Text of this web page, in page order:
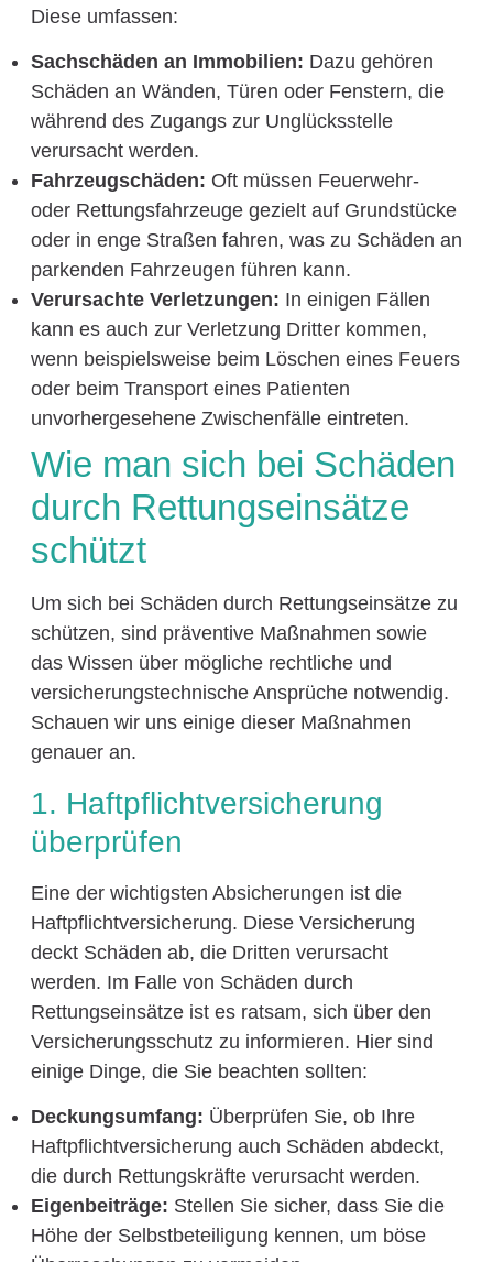
Diese umfassen:
Sachschäden an Immobilien: Dazu gehören
Schäden an Wänden, Türen oder Fenstern, die
während des Zugangs zur Unglücksstelle
verursacht werden.
Fahrzeugschäden: Oft müssen Feuerwehr-
oder Rettungsfahrzeuge gezielt auf Grundstücke
oder in enge Straßen fahren, was zu Schäden an
parkenden Fahrzeugen führen kann.
Verursachte Verletzungen: In einigen Fällen
kann es auch zur Verletzung Dritter kommen,
wenn beispielsweise beim Löschen eines Feuers
oder beim Transport eines Patienten
unvorhergesehene Zwischenfälle eintreten.
Wie man sich bei Schäden
durch Rettungseinsätze
schützt
Um sich bei Schäden durch Rettungseinsätze zu
schützen, sind präventive Maßnahmen sowie
das Wissen über mögliche rechtliche und
versicherungstechnische Ansprüche notwendig.
Schauen wir uns einige dieser Maßnahmen
genauer an.
1. Haftpflichtversicherung
überprüfen
Eine der wichtigsten Absicherungen ist die
Haftpflichtversicherung. Diese Versicherung
deckt Schäden ab, die Dritten verursacht
werden. Im Falle von Schäden durch
Rettungseinsätze ist es ratsam, sich über den
Versicherungsschutz zu informieren. Hier sind
einige Dinge, die Sie beachten sollten:
Deckungsumfang: Überprüfen Sie, ob Ihre
Haftpflichtversicherung auch Schäden abdeckt,
die durch Rettungskräfte verursacht werden.
Eigenbeiträge: Stellen Sie sicher, dass Sie die
Höhe der Selbstbeteiligung kennen, um böse